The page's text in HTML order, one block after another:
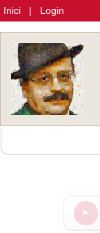
Inici | Login